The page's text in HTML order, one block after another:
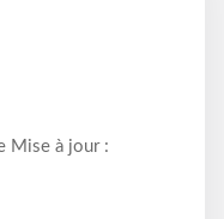
Mise à jour :